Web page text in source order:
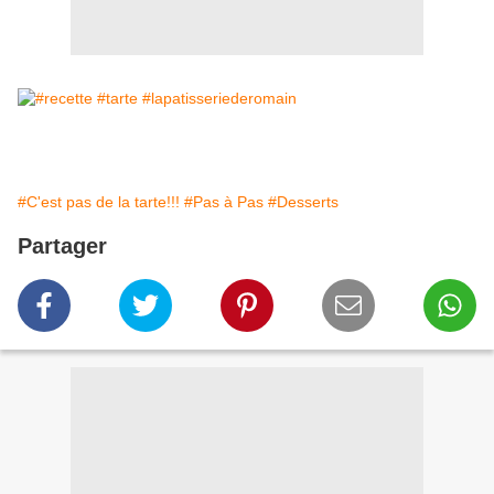
#C'est pas de la tarte!!! #Pas à Pas #Desserts
Partager